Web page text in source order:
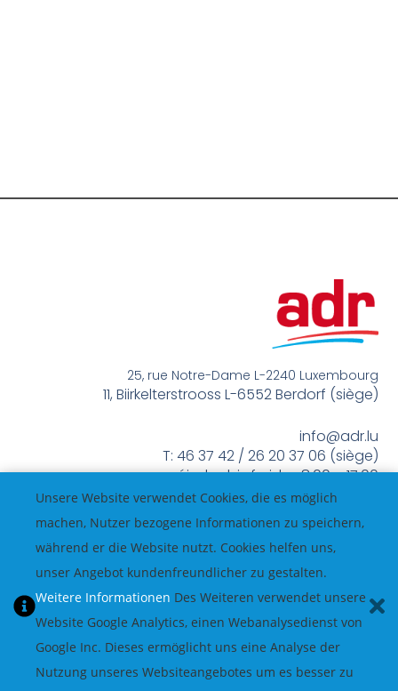
25, rue Notre-Dame L-2240 Luxembourg
11, Biirkelterstrooss L-6552 Berdorf (siège)
info@adr.lu
T: 46 37 42 / 26 20 37 06 (siège)
méindes bis freides 8:00 – 17:00
Unsere Website verwendet Cookies, die es möglich
machen, Nutzer bezogene Informationen zu speichern,
während er die Website nutzt. Cookies helfen uns,
unser Angebot kundenfreundlicher zu gestalten.
Weitere Informationen Des Weiteren verwendet unsere
Website Google Analytics, einen Webanalysedienst von
Google Inc. Dieses ermöglicht uns eine Analyse der
Nutzung unseres Websiteangebotes um es besser zu